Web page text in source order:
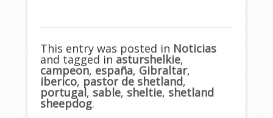
This entry was posted in Noticias
and tagged in asturshelkie,
campeon, españa, Gibraltar,
iberico, pastor de shetland,
portugal, sable, sheltie, shetland
sheepdog.